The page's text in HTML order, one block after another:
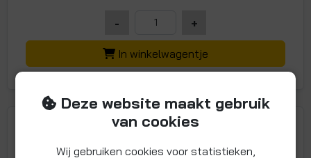
- +
In winkelwagentje
Deze website maakt gebruik
van cookies
Wij gebruiken cookies voor statistieken,